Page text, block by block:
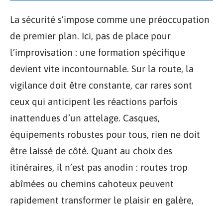
La sécurité s’impose comme une préoccupation
de premier plan. Ici, pas de place pour
l’improvisation : une formation spécifique
devient vite incontournable. Sur la route, la
vigilance doit être constante, car rares sont
ceux qui anticipent les réactions parfois
inattendues d’un attelage. Casques,
équipements robustes pour tous, rien ne doit
être laissé de côté. Quant au choix des
itinéraires, il n’est pas anodin : routes trop
abîmées ou chemins cahoteux peuvent
rapidement transformer le plaisir en galère,